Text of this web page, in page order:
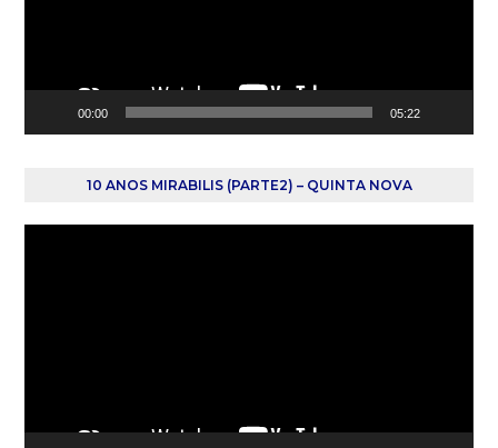
00:00 05:22
10 ANOS MIRABILIS (PARTE2) – QUINTA NOVA